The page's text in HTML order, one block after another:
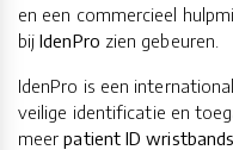
en een commercieel
bijIdenPro zien gebeuren.
IdenPro is een
veilige identificatie en
meerpatient ID wristbands